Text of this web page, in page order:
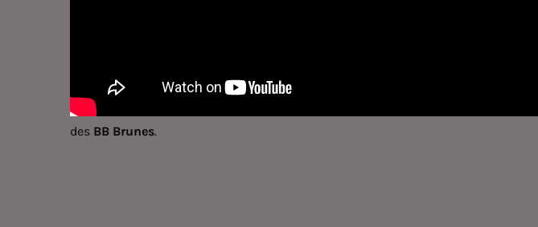
des BB Brunes.